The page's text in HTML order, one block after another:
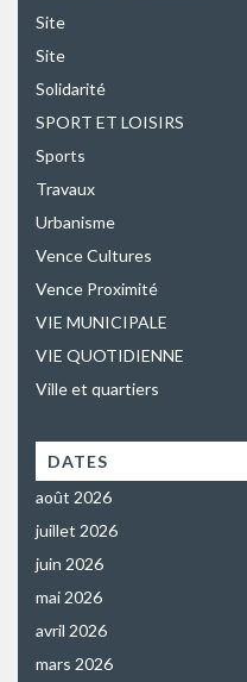
Site
Site
Solidarité
SPORT ET LOISIRS
Sports
Travaux
Urbanisme
Vence Cultures
Vence Proximité
VIE MUNICIPALE
VIE QUOTIDIENNE
Ville et quartiers
DATES
août 2026
juillet 2026
juin 2026
mai 2026
avril 2026
mars 2026